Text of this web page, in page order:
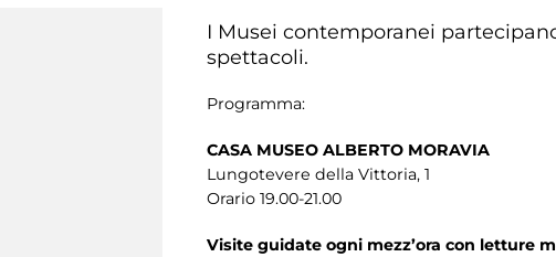
I Musei contemporanei
spettacoli.
Programma:
CASA MUSEO ALBERTO MORAVIA
Lungotevere della Vittoria, 1
Orario 19.00-21.00
Visite guidate ogni mezz’ora con letture